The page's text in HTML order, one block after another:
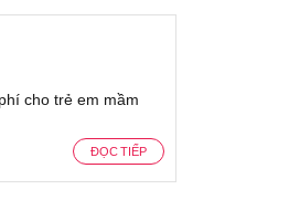
cho trẻ em mầm
ĐỌC TIẾP